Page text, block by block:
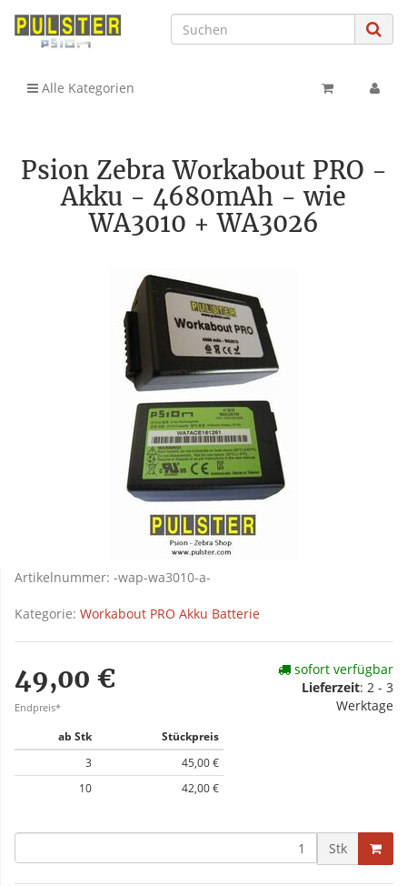
Alle Kategorien
Psion Zebra Workabout PRO -
Akku - 4680mAh - wie
WA3010 + WA3026
Artikelnummer: -wap-wa3010-a-
Kategorie: Workabout PRO Akku Batterie
49,00 €
Endpreis*
ab Stk
Stückpreis
3
45,00 €
10
42,00 €
sofort verfügbar
Lieferzeit: 2 - 3
Werktage
Stk